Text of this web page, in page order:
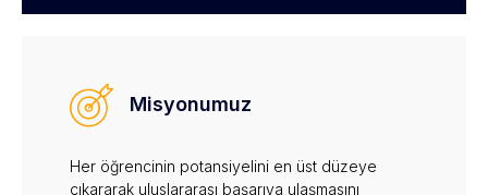
Misyonumuz
Her öğrencinin potansiyelini en üst düzeye
çıkararak uluslararası başarıya ulaşmasını